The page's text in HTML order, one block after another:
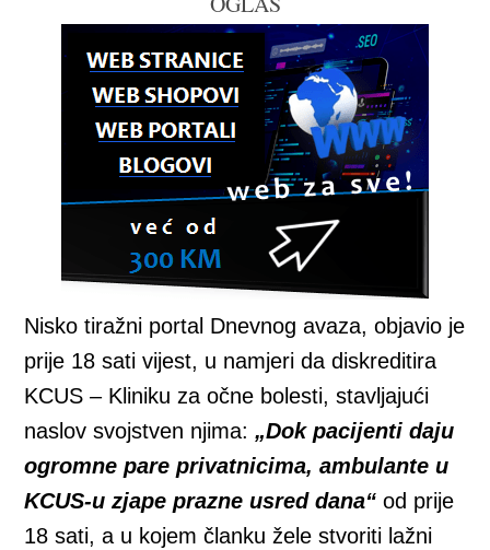
Nisko tiražni portal Dnevnog avaza, objavio je
prije 18 sati vijest, u namjeri da diskreditira
KCUS – Kliniku za očne bolesti, stavljajući
naslov svojstven njima:„Dok pacijenti daju
ogromne pare privatnicima, ambulante u
KCUS-u zjape prazne usred dana“ od prije
18 sati, a u kojem članku žele stvoriti lažni